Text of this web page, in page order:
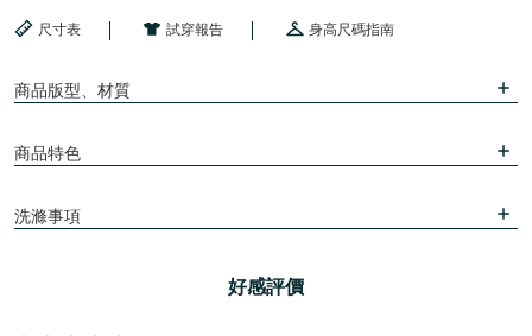
尺寸表 試穿報告 身高尺碼指南
商品版型、材質
商品特色
洗滌事項
好感評價